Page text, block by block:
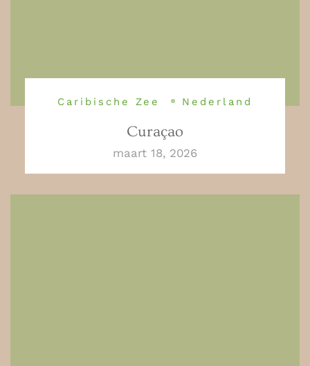
Caribische Zee Nederland
Curaçao
maart 18, 2026